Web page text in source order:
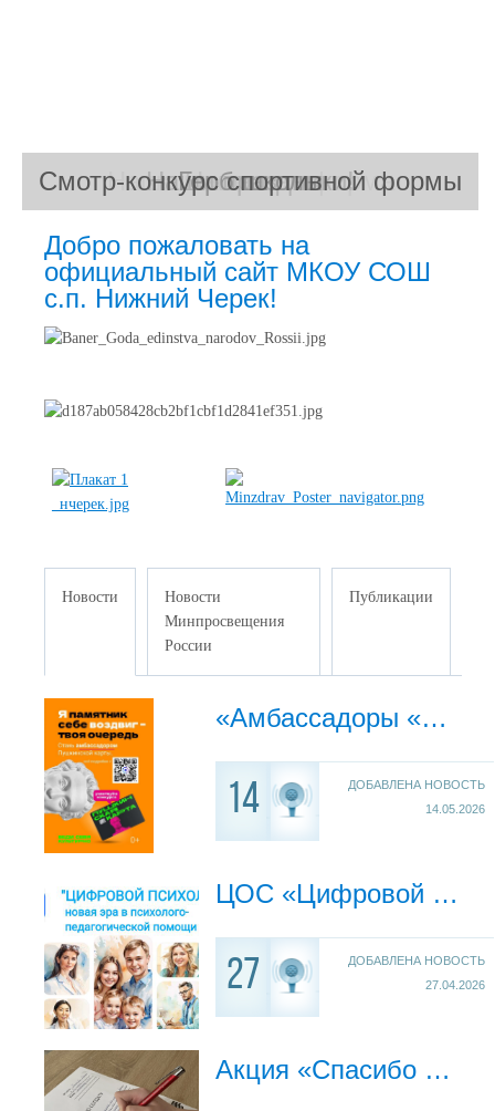
Наша школьная форма
Наше село
Наши праздники!
Герб школы
Смотр-конкурс спортивной формы
Добро пожаловать на
официальный сайт МКОУ СОШ
с.п. Нижний Черек!
Новости
Новости
Минпросвещения
России
Публикации
«Амбассадоры «Пушкинской карты»
14
ДОБАВЛЕНА НОВОСТЬ
14.05.2026
ЦОС «Цифровой психолог»
27
ДОБАВЛЕНА НОВОСТЬ
27.04.2026
Акция «Спасибо тебе, солдат!»